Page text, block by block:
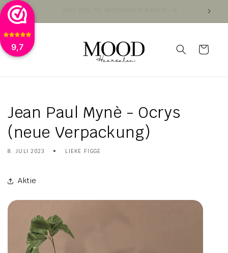
9,7
Direkt
zum
Inhalt
Warenkorb
Jean Paul Mynè - Ocrys
(neue Verpackung)
8. JULI 2023 LIEKE FIGGE
Aktie